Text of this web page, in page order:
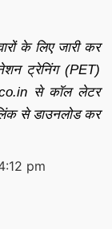
के लिए जारी कर
ट्रेनिंग (PET)
से कॉल लेटर
से डाउनलोड कर
pm